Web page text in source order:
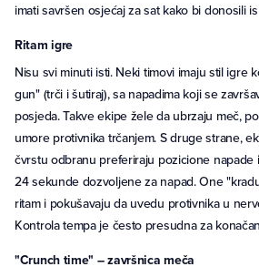
imati savršen osjećaj za sat kako bi donosili
Ritam igre
Nisu svi minuti isti. Neki timovi imaju stil igre
gun" (trči i šutiraj), sa napadima koji se
posjeda. Takve ekipe žele da ubrzaju meč,
umore protivnika trčanjem. S druge strane,
čvrstu odbranu preferiraju pozicione
24 sekunde dozvoljene za napad. One
ritam i pokušavaju da uvedu protivnika u
Kontrola tempa je često presudna za
"Crunch time" – završnica meča